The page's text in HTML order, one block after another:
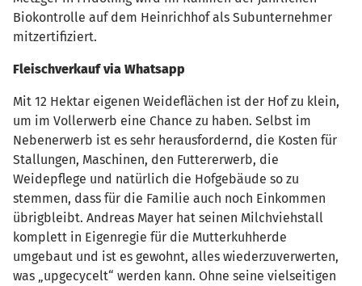
Biokontrolle auf dem Heinrichhof als Subunternehmer
mitzertifiziert.
Fleischverkauf via Whatsapp
Mit 12 Hektar eigenen Weideflächen ist der Hof zu klein,
um im Vollerwerb eine Chance zu haben. Selbst im
Nebenerwerb ist es sehr herausfordernd, die Kosten für
Stallungen, Maschinen, den Futtererwerb, die
Weidepflege und natürlich die Hofgebäude so zu
stemmen, dass für die Familie auch noch Einkommen
übrigbleibt. Andreas Mayer hat seinen Milchviehstall
komplett in Eigenregie für die Mutterkuhherde
umgebaut und ist es gewohnt, alles wiederzuverwerten,
was „upgecycelt“ werden kann. Ohne seine vielseitigen